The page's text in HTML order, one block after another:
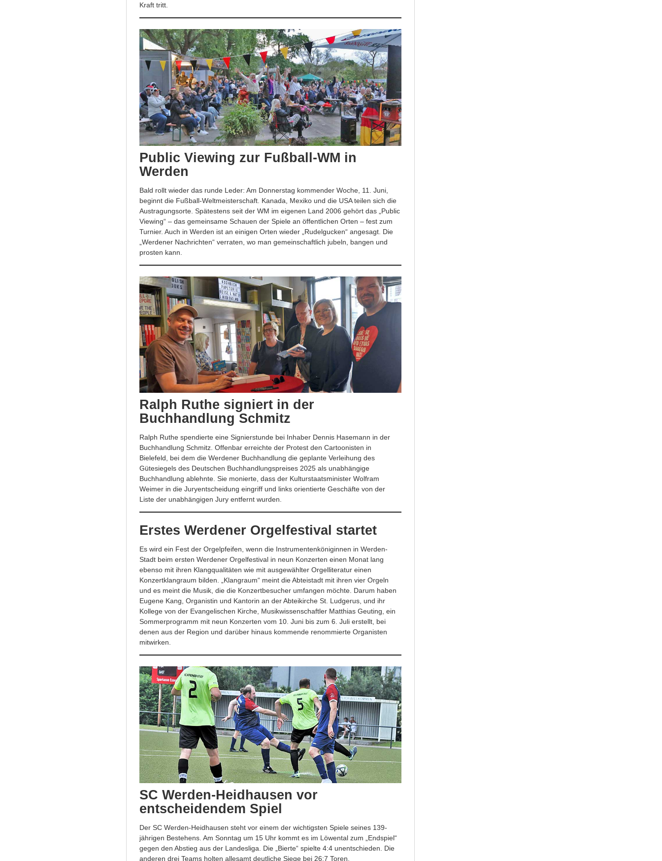
Kraft tritt.
Public Viewing zur Fußball-WM in
Werden
Bald rollt wieder das runde Leder: Am Donnerstag kommender Woche, 11. Juni,
beginnt die Fußball-Weltmeisterschaft. Kanada, Mexiko und die USA teilen sich die
Austragungsorte. Spätestens seit der WM im eigenen Land 2006 gehört das „Public
Viewing“ – das gemeinsame Schauen der Spiele an öffentlichen Orten – fest zum
Turnier. Auch in Werden ist an einigen Orten wieder „Rudelgucken“ angesagt. Die
„Werdener Nachrichten“ verraten, wo man gemeinschaftlich jubeln, bangen und
prosten kann.
Ralph Ruthe signiert in der
Buchhandlung Schmitz
Ralph Ruthe spendierte eine Signierstunde bei Inhaber Dennis Hasemann in der
Buchhandlung Schmitz. Offenbar erreichte der Protest den Cartoonisten in
Bielefeld, bei dem die Werdener Buchhandlung die geplante Verleihung des
Gütesiegels des Deutschen Buchhandlungspreises 2025 als unabhängige
Buchhandlung ablehnte. Sie monierte, dass der Kulturstaatsminister Wolfram
Weimer in die Juryentscheidung eingriff und links orientierte Geschäfte von der
Liste der unabhängigen Jury entfernt wurden.
Erstes Werdener Orgelfestival startet
Es wird ein Fest der Orgelpfeifen, wenn die Instrumentenköniginnen in Werden-
Stadt beim ersten Werdener Orgelfestival in neun Konzerten einen Monat lang
ebenso mit ihren Klangqualitäten wie mit ausgewählter Orgelliteratur einen
Konzertklangraum bilden. „Klangraum“ meint die Abteistadt mit ihren vier Orgeln
und es meint die Musik, die die Konzertbesucher umfangen möchte. Darum haben
Eugene Kang, Organistin und Kantorin an der Abteikirche St. Ludgerus, und ihr
Kollege von der Evangelischen Kirche, Musikwissenschaftler Matthias Geuting, ein
Sommerprogramm mit neun Konzerten vom 10. Juni bis zum 6. Juli erstellt, bei
denen aus der Region und darüber hinaus kommende renommierte Organisten
mitwirken.
SC Werden-Heidhausen vor
entscheidendem Spiel
Der SC Werden-Heidhausen steht vor einem der wichtigsten Spiele seines 139-
jährigen Bestehens. Am Sonntag um 15 Uhr kommt es im Löwental zum „Endspiel“
gegen den Abstieg aus der Landesliga. Die „Bierte“ spielte 4:4 unentschieden. Die
anderen drei Teams holten allesamt deutliche Siege bei 26:7 Toren.